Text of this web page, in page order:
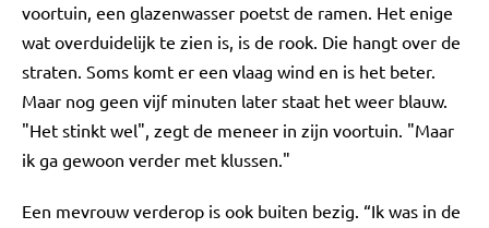
voortuin, een glazenwasser poetst de ramen. Het enige
wat overduidelijk te zien is, is de rook. Die hangt over de
straten. Soms komt er een vlaag wind en is het beter.
Maar nog geen vijf minuten later staat het weer blauw.
"Het stinkt wel", zegt de meneer in zijn voortuin. "Maar
ik ga gewoon verder met klussen."
Een mevrouw verderop is ook buiten bezig. “Ik was in de